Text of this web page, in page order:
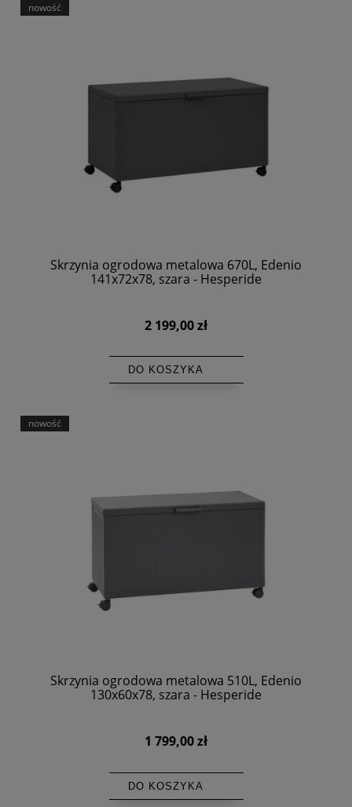
Skrzynia ogrodowa metalowa 670L, Edenio
141x72x78, szara - Hesperide
2 199,00 zł
DO KOSZYKA
nowość
Skrzynia ogrodowa metalowa 510L, Edenio
130x60x78, szara - Hesperide
1 799,00 zł
DO KOSZYKA
nowość